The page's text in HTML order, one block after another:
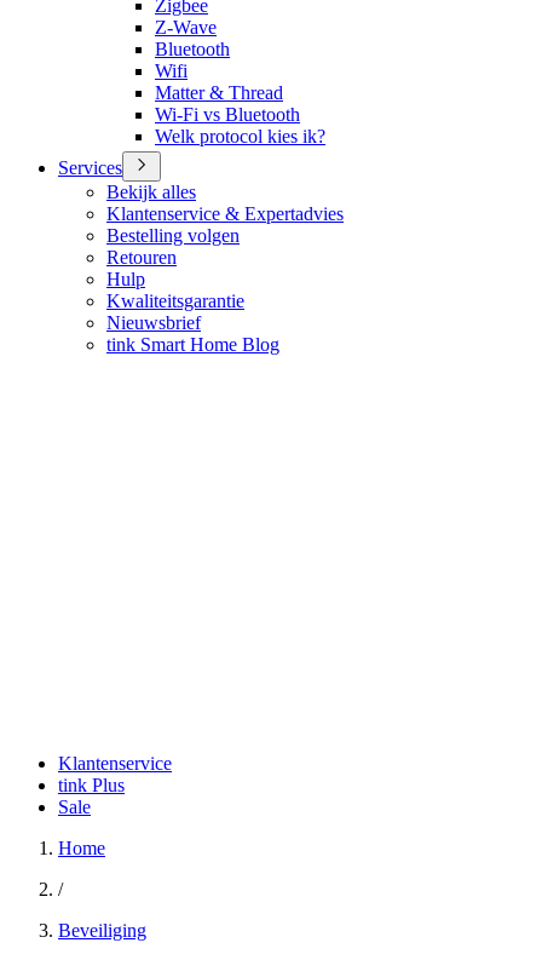
Zigbee
Z-Wave
Bluetooth
Wifi
Matter & Thread
Wi-Fi vs Bluetooth
Welk protocol kies ik?
Services
Bekijk alles
Klantenservice & Expertadvies
Bestelling volgen
Retouren
Hulp
Kwaliteitsgarantie
Nieuwsbrief
tink Smart Home Blog
Klantenservice
tink Plus
Sale
Home
/
Beveiliging